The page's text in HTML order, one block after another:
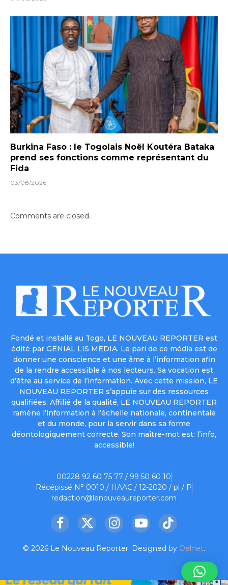
Burkina Faso : le Togolais Noël Koutéra Bataka
prend ses fonctions comme représentant du
Fida
03/08/2026
Comments are closed.
Fondé et installé au Togo, LE NOUVEAU REPORTER est
édité par GENIAL LIS MEDIA. Le pari de ce média est de
donner une conscience et une âme à l’information afin
de la rendre accessible à nos lecteurs. Sa vocation est
d’être au service de l’information. Avec cette mission, LE
NOUVEAU REPORTER s’appuie sur des ressources
qualifiées. Affilié de la qualité, LE NOUVEAU REPORTER
ramène l’information à l’échelle nationale, continentale
et du monde, pour la servir dans sa forme
déontologiquement correcte. Son maître-mot est: l’info,
accessible!
00228 92 60 75 77 / 99 50 60 10
Récépissé N° 0010 / HAAC / 12-2020 / pl / P
redaction@lenouveaureporter.com
Facebook
X
InstagramYouTubeTikTok
© 2026 Le Nouveau Reporter. Designed by Oelnet.